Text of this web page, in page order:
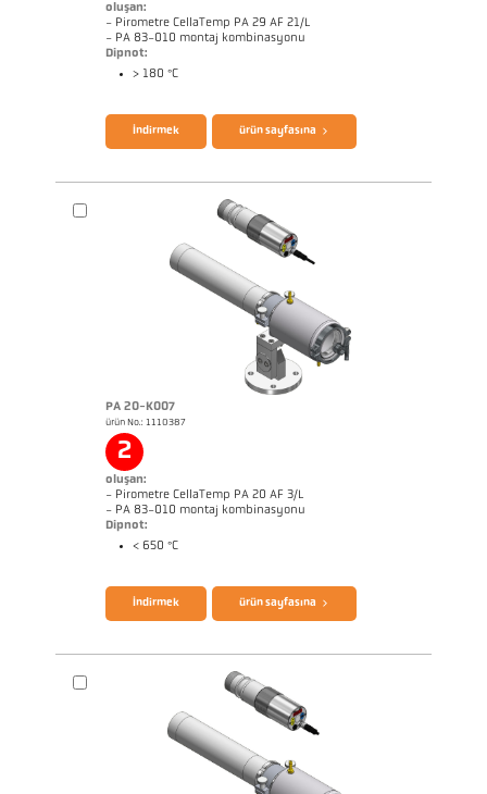
oluşan:
- Pirometre CellaTemp PA 29 AF 21/L
- PA 83-010 montaj kombinasyonu
Dipnot:
> 180 °C
İndirmek ürün sayfasına
PA 20-K007
ürün No.: 1110387
2
oluşan:
- Pirometre CellaTemp PA 20 AF 3/L
- PA 83-010 montaj kombinasyonu
Dipnot:
< 650 °C
İndirmek ürün sayfasına